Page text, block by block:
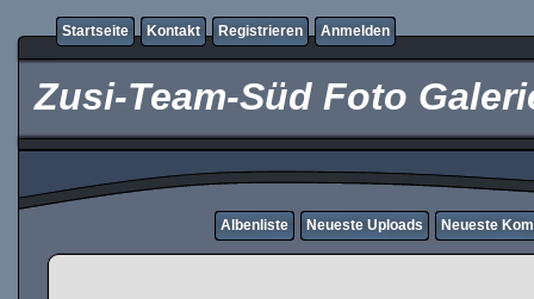
Startseite Kontakt Registrieren Anmelden
Zusi-Team-Süd Foto
Albenliste Neueste Uploads Neueste